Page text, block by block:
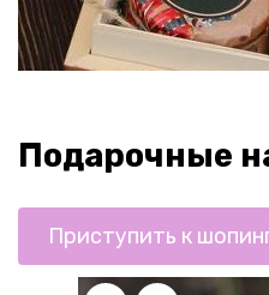
Подарочные
Приступить к